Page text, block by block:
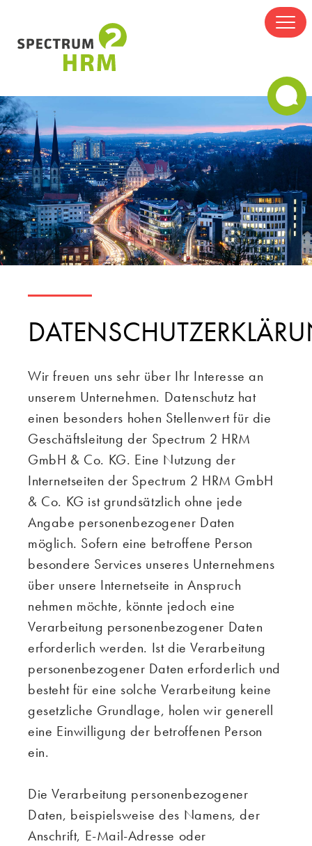
Leistungen
Team
Blog
Wir freuen uns sehr über Ihr Interesse an
unserem Unternehmen. Datenschutz hat
einen besonders hohen Stellenwert für die
Geschäftsleitung der Spectrum 2 HRM
GmbH & Co. KG. Eine Nutzung der
Internetseiten der Spectrum 2 HRM GmbH
& Co. KG ist grundsätzlich ohne jede
Angabe personenbezogener Daten
möglich. Sofern eine betroffene Person
besondere Services unseres Unternehmens
über unsere Internetseite in Anspruch
nehmen möchte, könnte jedoch eine
Verarbeitung personenbezogener Daten
erforderlich werden. Ist die Verarbeitung
personenbezogener Daten erforderlich und
besteht für eine solche Verarbeitung keine
gesetzliche Grundlage, holen wir generell
eine Einwilligung der betroffenen Person
ein.
Die Verarbeitung personenbezogener
Daten, beispielsweise des Namens, der
Anschrift, E-Mail-Adresse oder